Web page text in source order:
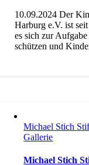
10.09.2024 Der
Harburg e.V. ist
es sich zur
schützen und
Michael Stich
Gallerie
Michael Stich